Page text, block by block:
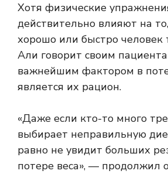
Хотя физические
действительно влияют на
хорошо или быстро человек
Али говорит своим
важнейшим фактором в
является их рацион.
«Даже если кто-то много
выбирает неправильную
равно не увидит больших
потере веса», — продолжил